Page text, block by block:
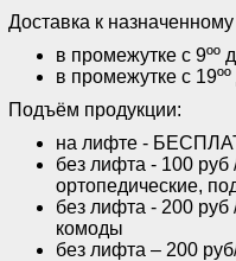
Доставка к
в промежутке с 9ºº
в промежутке с
Подъём продукции:
на лифте -
без лифта - 100
ортопедические,
без лифта - 200
комоды
без лифта – 200